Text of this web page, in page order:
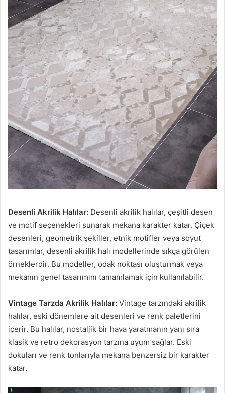
Desenli Akrilik Halılar: Desenli akrilik halılar, çeşitli desen
ve motif seçenekleri sunarak mekana karakter katar. Çiçek
desenleri, geometrik şekiller, etnik motifler veya soyut
tasarımlar, desenli akrilik halı modellerinde sıkça görülen
örneklerdir. Bu modeller, odak noktası oluşturmak veya
mekanın genel tasarımını tamamlamak için kullanılabilir.
Vintage Tarzda Akrilik Halılar: Vintage tarzındaki akrilik
halılar, eski dönemlere ait desenleri ve renk paletlerini
içerir. Bu halılar, nostaljik bir hava yaratmanın yanı sıra
klasik ve retro dekorasyon tarzına uyum sağlar. Eski
dokuları ve renk tonlarıyla mekana benzersiz bir karakter
katar.